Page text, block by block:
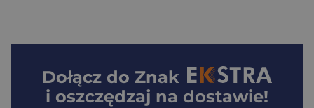
Dołącz do Znak
i oszczędzaj na dostawie!